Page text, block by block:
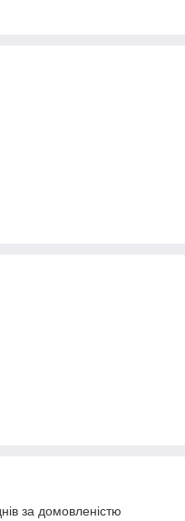
за домовленістю